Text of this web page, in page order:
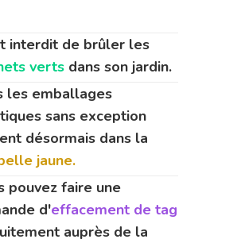
interdit de brûler les
verts dans son jardin.
les emballages
sans exception
désormais dans la
jaune.
pouvez faire une
d'effacement de tag
auprès de la